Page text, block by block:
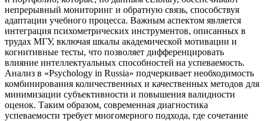
непрерывный мониторинг и обратную связь, способствуя
адаптации учебного процесса. Важным аспектом является
интеграция психометрических инструментов, описанных в
трудах МГУ, включая шкалы академической мотивации и
когнитивные тесты, что позволяет дифференцировать
влияние интеллектуальных способностей на успеваемость.
Анализ в «Psychology in Russia» подчеркивает необходимость
комбинирования количественных и качественных методов для
минимизации субъективности и повышения валидности
оценок. Таким образом, современная диагностика
успеваемости требует многомерного подхода, где сочетание